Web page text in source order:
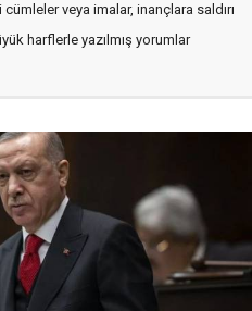
veya imalar, inançlara saldırı
harflerle yazılmış yorumlar